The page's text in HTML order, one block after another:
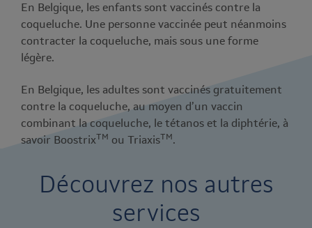
En Belgique, les enfants sont vaccinés contre la
coqueluche. Une personne vaccinée peut néanmoins
contracter la coqueluche, mais sous une forme
légère.
En Belgique, les adultes sont vaccinés gratuitement
contre la coqueluche, au moyen d’un vaccin
combinant la coqueluche, le tétanos et la diphtérie, à
savoir BoostrixTM ou TriaxisTM.
Découvrez nos autres
services